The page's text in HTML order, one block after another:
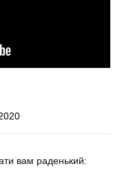
вам раденький: